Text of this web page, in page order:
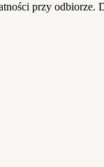
przy odbiorze.